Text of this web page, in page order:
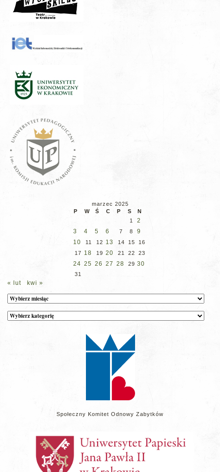
marzec 2025
P
W Ś C P S
N
1
2
3
4 5 6 7 8
9
10
11 12 13 14 15
16
17 18 19 20 21 22 23
24 25 26 27 28 29 30
31
« lut kwi »
Archiwum
Kategorie
wpisów
Społeczny Komitet Odnowy Zabytków